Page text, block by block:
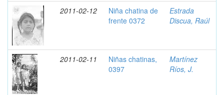
2011-02-12
Niña chatina de
frente 0372
Estrada
Discua, Raúl
2011-02-11
Niñas chatinas,
0397
Martínez
Ríos, J.